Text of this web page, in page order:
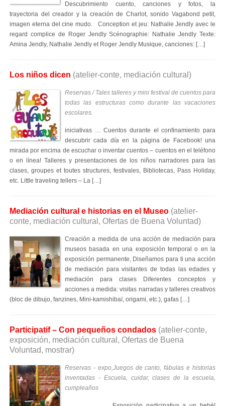
Descubrimiento cuento, canciones y fotos, la
trayectoria del creador y la creación de Charlot, sonido Vagabond petit,
imagen eterna del cine mudo. Conception et jeu: Nathalie Jendly avec le
regard complice de Roger Jendly Scénographie: Nathalie Jendly Texte:
Amina Jendly, Nathalie Jendly et Roger Jendly Musique, canciones: […]
Los niños dicen (atelier-conte, mediación cultural)
Reservas / Tales talleres y mini festival de cuentos para
todas las estructuras como durante las vacaciones
escolares.
iniciativas … Cuentos durante el confinamiento para
descubrir cada día en la página de Facebook! una
mirada por encima de escuchar o inventar cuentos – cuentos en el teléfono
o en línea! Talleres y presentaciones de los niños narradores para las
clases, groupes et toutes structures, festivales, Bibliotecas, Pass Holiday,
etc. Little traveling tellers – La […]
Mediación cultural e historias en el Museo (atelier-
conte, mediación cultural, Ofertas de Buena Voluntad)
Creación a medida de una acción de mediación para
museos basada en una exposición temporal o en la
exposición permanente, Diseñamos para ti una acción
de mediación para visitantes de todas las edades y
mediación para clases Diferentes conceptos y
acciones a medida: visitas narradas y talleres creativos
(bloc de dibujo, fanzines, Mini-kamishibaï, origami, etc.), gafas […]
Participatif – Con pequeños condados (atelier-conte,
exposición, mediación cultural, Ofertas de Buena
Voluntad, mostrar)
Reservas - expo,Juegos de canto, fábulas e historias
inventadas - Escuela, cuidar, clases de la escuela,
cumpleaños